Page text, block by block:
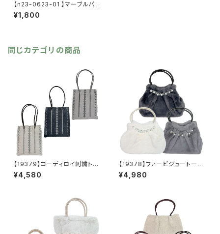
【n23-0623-01 】マーブルパー
ツ・ラタン・パールパーツネックレ
ス【送料無料】
¥1,800
同じカテゴリの商品
【19379】コーディロイ刺繍トー
トバッグ【送料無料】秋冬バッ
グ 新作
¥4,580
【19378】ファービジュートート
【送料無料】秋冬バッグ 新作
¥4,980